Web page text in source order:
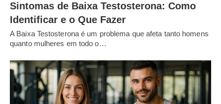
Sintomas de Baixa Testosterona: Como
Identificar e o Que Fazer
A Baixa Testosterona é um problema que afeta tanto homens
quanto mulheres em todo o…